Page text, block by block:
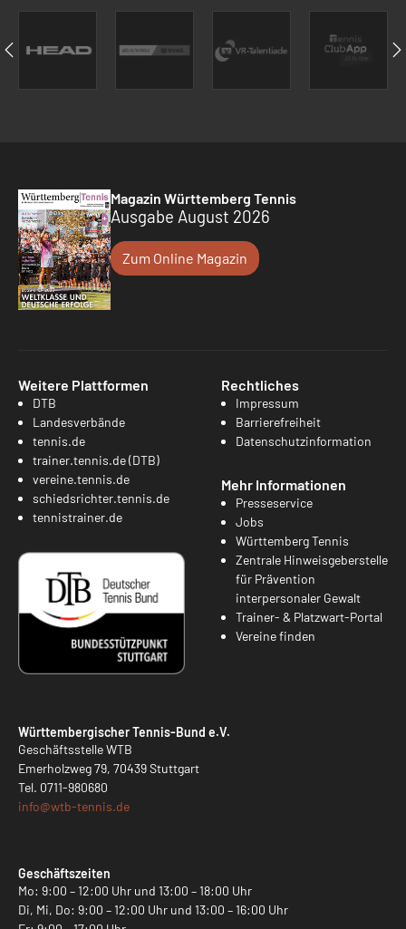
Magazin Württemberg Tennis
Ausgabe August 2026
Zum Online Magazin
Weitere Plattformen
DTB
Landesverbände
tennis.de
trainer.tennis.de (DTB)
vereine.tennis.de
schiedsrichter.tennis.de
tennistrainer.de
Rechtliches
Impressum
Barrierefreiheit
Datenschutzinformation
Mehr Informationen
Presseservice
Jobs
Württemberg Tennis
Zentrale Hinweisgeberstelle
für Prävention
interpersonaler Gewalt
Trainer- & Platzwart-Portal
Vereine finden
Württembergischer Tennis-Bund e.V.
Geschäftsstelle WTB
Emerholzweg 79, 70439 Stuttgart
Tel. 0711-980680
info@wtb-tennis.de
Geschäftszeiten
Mo: 9:00 – 12:00 Uhr und 13:00 – 18:00 Uhr
Di, Mi, Do: 9:00 – 12:00 Uhr und 13:00 – 16:00 Uhr